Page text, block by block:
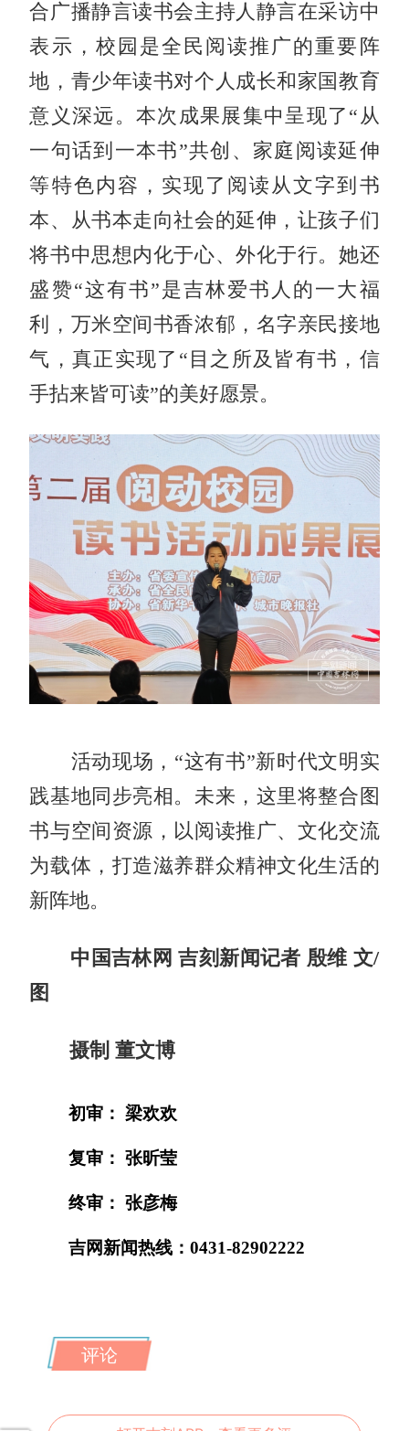
合广播静言读书会主持人静言在采访中
表示，校园是全民阅读推广的重要阵
地，青少年读书对个人成长和家国教育
意义深远。本次成果展集中呈现了“从
一句话到一本书”共创、家庭阅读延伸
等特色内容，实现了阅读从文字到书
本、从书本走向社会的延伸，让孩子们
将书中思想内化于心、外化于行。她还
盛赞“这有书”是吉林爱书人的一大福
利，万米空间书香浓郁，名字亲民接地
气，真正实现了“目之所及皆有书，信
手拈来皆可读”的美好愿景。
活动现场，“这有书”新时代文明实
践基地同步亮相。未来，这里将整合图
书与空间资源，以阅读推广、文化交流
为载体，打造滋养群众精神文化生活的
新阵地。
中国吉林网 吉刻新闻记者 殷维 文/
图
摄制 董文博
初审： 梁欢欢
复审： 张昕莹
终审： 张彦梅
吉网新闻热线：0431-82902222
评论